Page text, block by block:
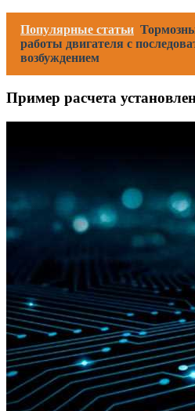
Популярные статьи
работы двигателя с
возбуждением
Пример расчета